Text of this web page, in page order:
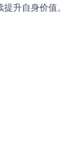
升自身价值。